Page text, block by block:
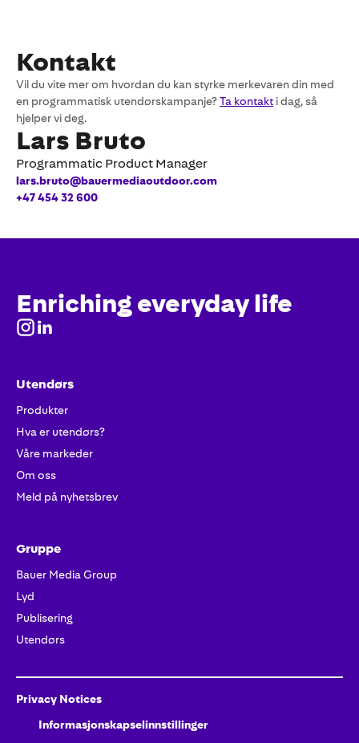
Kontakt
Vil du vite mer om hvordan du kan styrke merkevaren din med
en programmatisk utendørskampanje?Ta kontakt i dag, så
hjelper vi deg.
Lars Bruto
Programmatic Product Manager
lars.bruto@bauermediaoutdoor.com
+47 454 32 600
Enriching everyday life
Utendørs
Produkter
Hva er utendørs?
Våre markeder
Om oss
Meld på nyhetsbrev
Gruppe
Bauer Media Group
Lyd
Publisering
Utendørs
Privacy Notices
Informasjonskapselinnstillinger